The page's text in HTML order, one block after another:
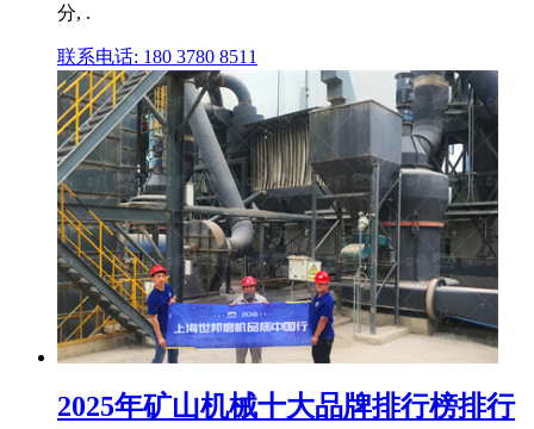
分, .
联系电话: 180 3780 8511
2025年矿山机械十大品牌排行榜排行